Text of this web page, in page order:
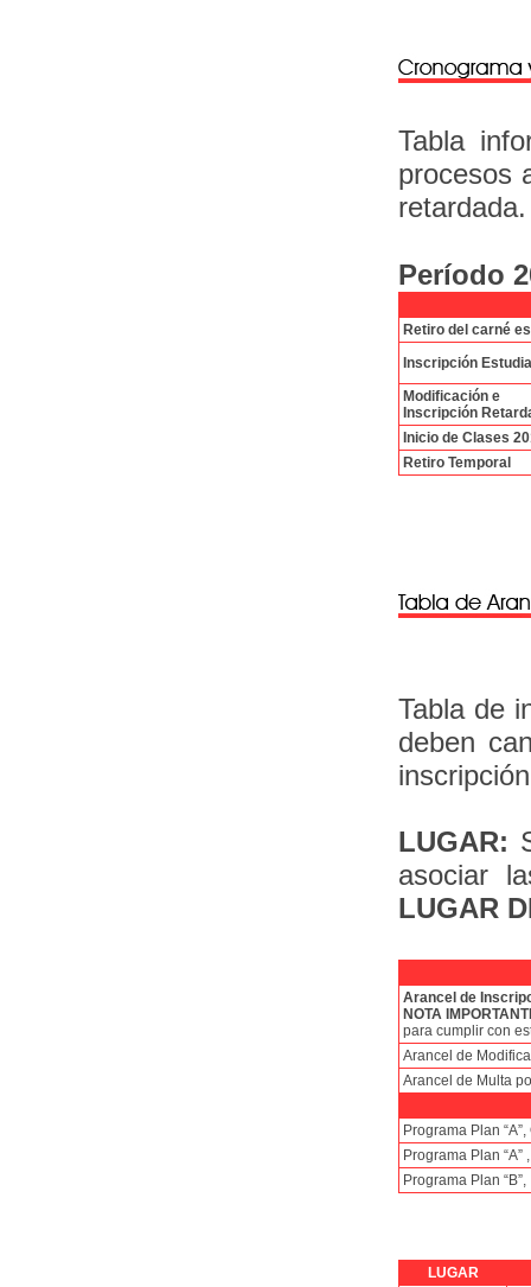
Tabla
procesos
retardada.
Período
Retiro del carné
Inscripción
Modificación e
Inscripción
Inicio de Clases
Retiro Temporal
Tabla de
deben
LUGAR:
asociar
LUGAR
Arancel de
NOTA
para cumplir con
Arancel de
Arancel de Multa
Programa Plan
Programa Plan “A”
Programa Plan
LUGAR